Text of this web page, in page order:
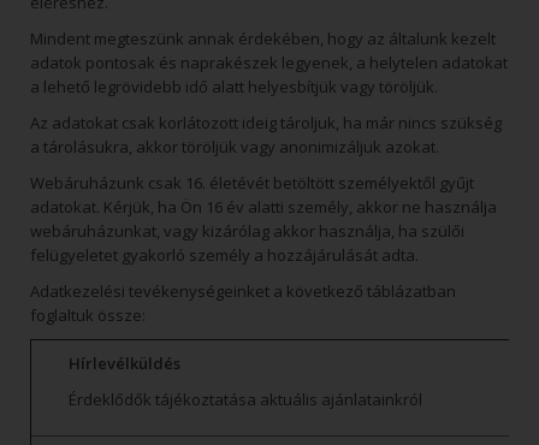
Mindent megteszünk annak érdekében, hogy az általunk kezelt
adatok pontosak és naprakészek legyenek, a helytelen adatokat
a lehető legrövidebb idő alatt helyesbítjük vagy töröljük.
Az adatokat csak korlátozott ideig tároljuk, ha már nincs szükség
a tárolásukra, akkor töröljük vagy anonimizáljuk azokat.
Webáruházunk csak 16. életévét betöltött személyektől gyűjt
adatokat. Kérjük, ha Ön 16 év alatti személy, akkor ne használja
webáruházunkat, vagy kizárólag akkor használja, ha szülői
felügyeletet gyakorló személy a hozzájárulását adta.
Adatkezelési tevékenységeinket a következő táblázatban
foglaltuk össze:
Hírlevélküldés
Érdeklődők tájékoztatása aktuális ajánlatainkról